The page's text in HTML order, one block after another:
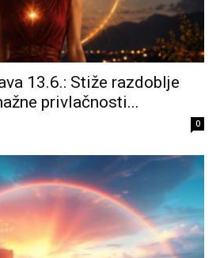
13.6.: Stiže razdoblje
privlačnosti...
0